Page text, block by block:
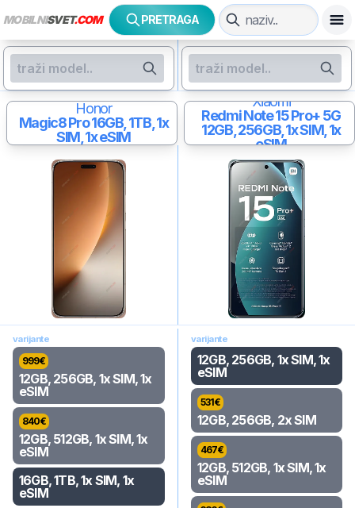
MOBILNISVET.COM PRETRAGA
Honor
Magic8 Pro16GB, 1TB, 1x
SIM, 1x eSIM
Xiaomi
Redmi Note 15 Pro+ 5G
12GB, 256GB, 1x SIM, 1x
eSIM
varijante
999€
12GB, 256GB, 1x SIM, 1x
eSIM
840€
12GB, 512GB, 1x SIM, 1x
eSIM
16GB, 1TB, 1x SIM, 1x
eSIM
varijante
12GB, 256GB, 1x SIM, 1x
eSIM
531€
12GB, 256GB, 2x SIM
467€
12GB, 512GB, 1x SIM, 1x
eSIM